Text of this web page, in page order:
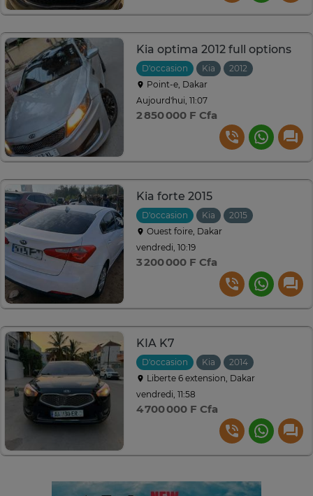
Kia optima 2012 full options
D'occasion Kia 2012
Point-e, Dakar
Aujourd'hui, 11:07
2 850 000 F Cfa
Kia forte 2015
D'occasion Kia 2015
Ouest foire, Dakar
vendredi, 10:19
3 200 000 F Cfa
KIA K7
D'occasion Kia 2014
Liberte 6 extension, Dakar
vendredi, 11:58
4 700 000 F Cfa